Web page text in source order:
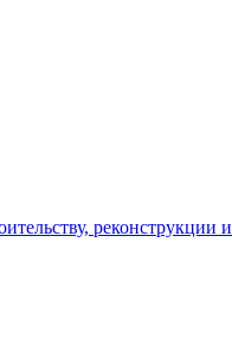
реконструкции и